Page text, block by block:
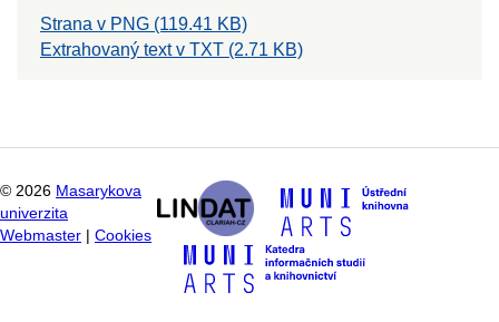
Strana v PNG (119.41 KB)
Extrahovaný text v TXT (2.71 KB)
© 2026 Masarykova
univerzita
Webmaster
Cookies